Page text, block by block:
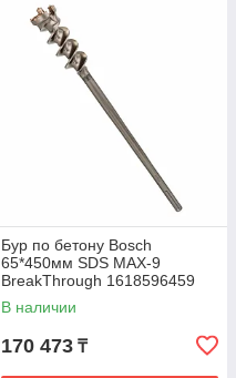
Бур по бетону Bosch
65*450мм SDS MAX-9
BreakThrough 1618596459
В наличии
170 473 ₸